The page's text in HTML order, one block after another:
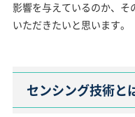
影響を与えているのか、そ
いただきたいと思います。
センシング技術と